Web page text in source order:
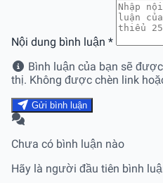
Nội dung bình luận *
Bình luận của bạn sẽ
thị. Không được chèn link
Gửi bình luận
Chưa có bình luận nào
Hãy là người đầu tiên bình